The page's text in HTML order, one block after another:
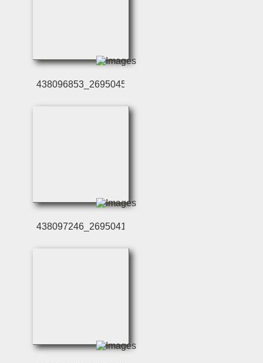
438096853_2695045220
438097246_2695041703